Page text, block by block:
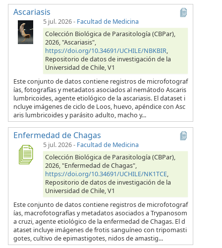
Ascariasis
5 jul. 2026- Facultad de Medicina
Colección Biológica de Parasitología (CBPar),
2026, "Ascariasis",
https://doi.org/10.34691/UCHILE/NBKBIR,
Repositorio de datos de investigación de la
Universidad de Chile, V1
Este conjunto de datos contiene registros de microfotograf
ías, fotografías y metadatos asociados al nemátodo Ascaris
lumbricoides, agente etiológico de la ascariasis. El dataset i
ncluye imágenes de ciclo de Loos, huevo, apéndice con Asc
aris lumbricoides y parásito adulto, macho y...
Enfermedad de Chagas
5 jul. 2026- Facultad de Medicina
Colección Biológica de Parasitología (CBPar),
2026, "Enfermedad de Chagas",
https://doi.org/10.34691/UCHILE/NK1TCE,
Repositorio de datos de investigación de la
Universidad de Chile, V1
Este conjunto de datos contiene registros de microfotograf
ías, macrofotografías y metadatos asociados a Trypanosom
a cruzi, agente etiológico de la enfermedad de Chagas. El d
ataset incluye imágenes de frotis sanguíneo con tripomasti
gotes, cultivo de epimastigotes, nidos de amastig...